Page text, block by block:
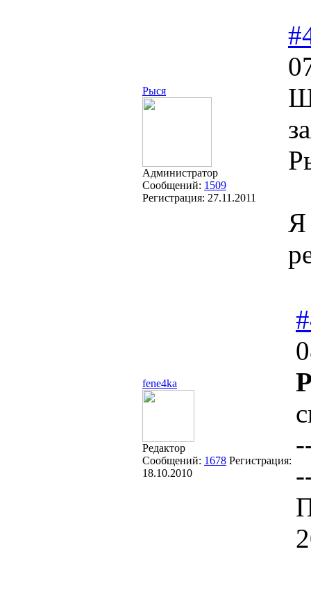
Рыся
Администратор
Сообщений: 1509
Регистрация: 27.11.2011
Я
fene4ka
Редактор
Сообщений: 1678 Регистрация:
18.10.2010